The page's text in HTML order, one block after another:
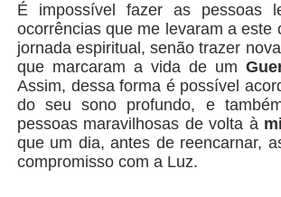
É impossível fazer as pessoas
ocorrências que me levaram a este
jornada espiritual, senão trazer
que marcaram a vida de um
Assim, dessa forma é possível
do seu sono profundo, e
pessoas maravilhosas de volta à
que um dia, antes de reencarnar,
compromisso com a Luz.